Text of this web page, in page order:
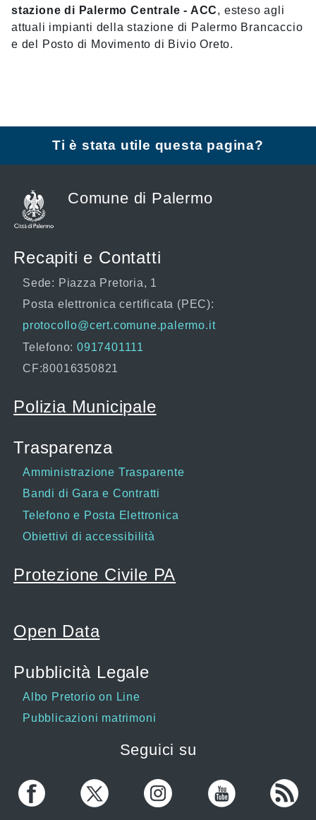
stazione di Palermo Centrale - ACC, esteso agli
attuali impianti della stazione di Palermo Brancaccio
e del Posto di Movimento di Bivio Oreto.
Ti è stata utile questa pagina?
Comune di Palermo
Recapiti e Contatti
Sede: Piazza Pretoria, 1
Posta elettronica certificata (PEC):
protocollo@cert.comune.palermo.it
Telefono: 0917401111
CF:80016350821
Polizia Municipale
Trasparenza
Amministrazione Trasparente
Bandi di Gara e Contratti
Telefono e Posta Elettronica
Obiettivi di accessibilità
Protezione Civile PA
Open Data
Pubblicità Legale
Albo Pretorio on Line
Pubblicazioni matrimoni
Seguici su